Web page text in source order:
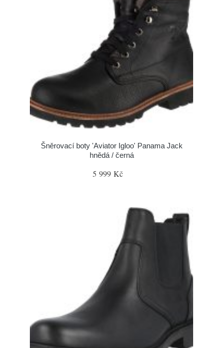
Šněrovací boty 'Aviator Igloo' Panama Jack
hnědá / černá
5 999 Kč